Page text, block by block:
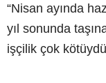
“Nisan ayında
yıl sonunda
işçilik çok